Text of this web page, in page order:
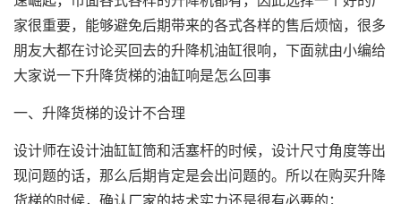
家很重要，能够避免后期带来的各式各样的售后烦恼，很多
朋友大都在讨论买回去的升降机油缸很响，下面就由小编给
大家说一下升降货梯的油缸响是怎么回事
一、升降货梯的设计不合理
设计师在设计油缸缸筒和活塞杆的时候，设计尺寸角度等出
现问题的话，那么后期肯定是会出问题的。所以在购买升降